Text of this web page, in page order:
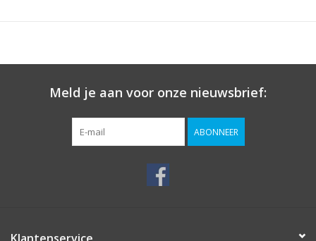
Meld je aan voor onze nieuwsbrief:
ABONNEER